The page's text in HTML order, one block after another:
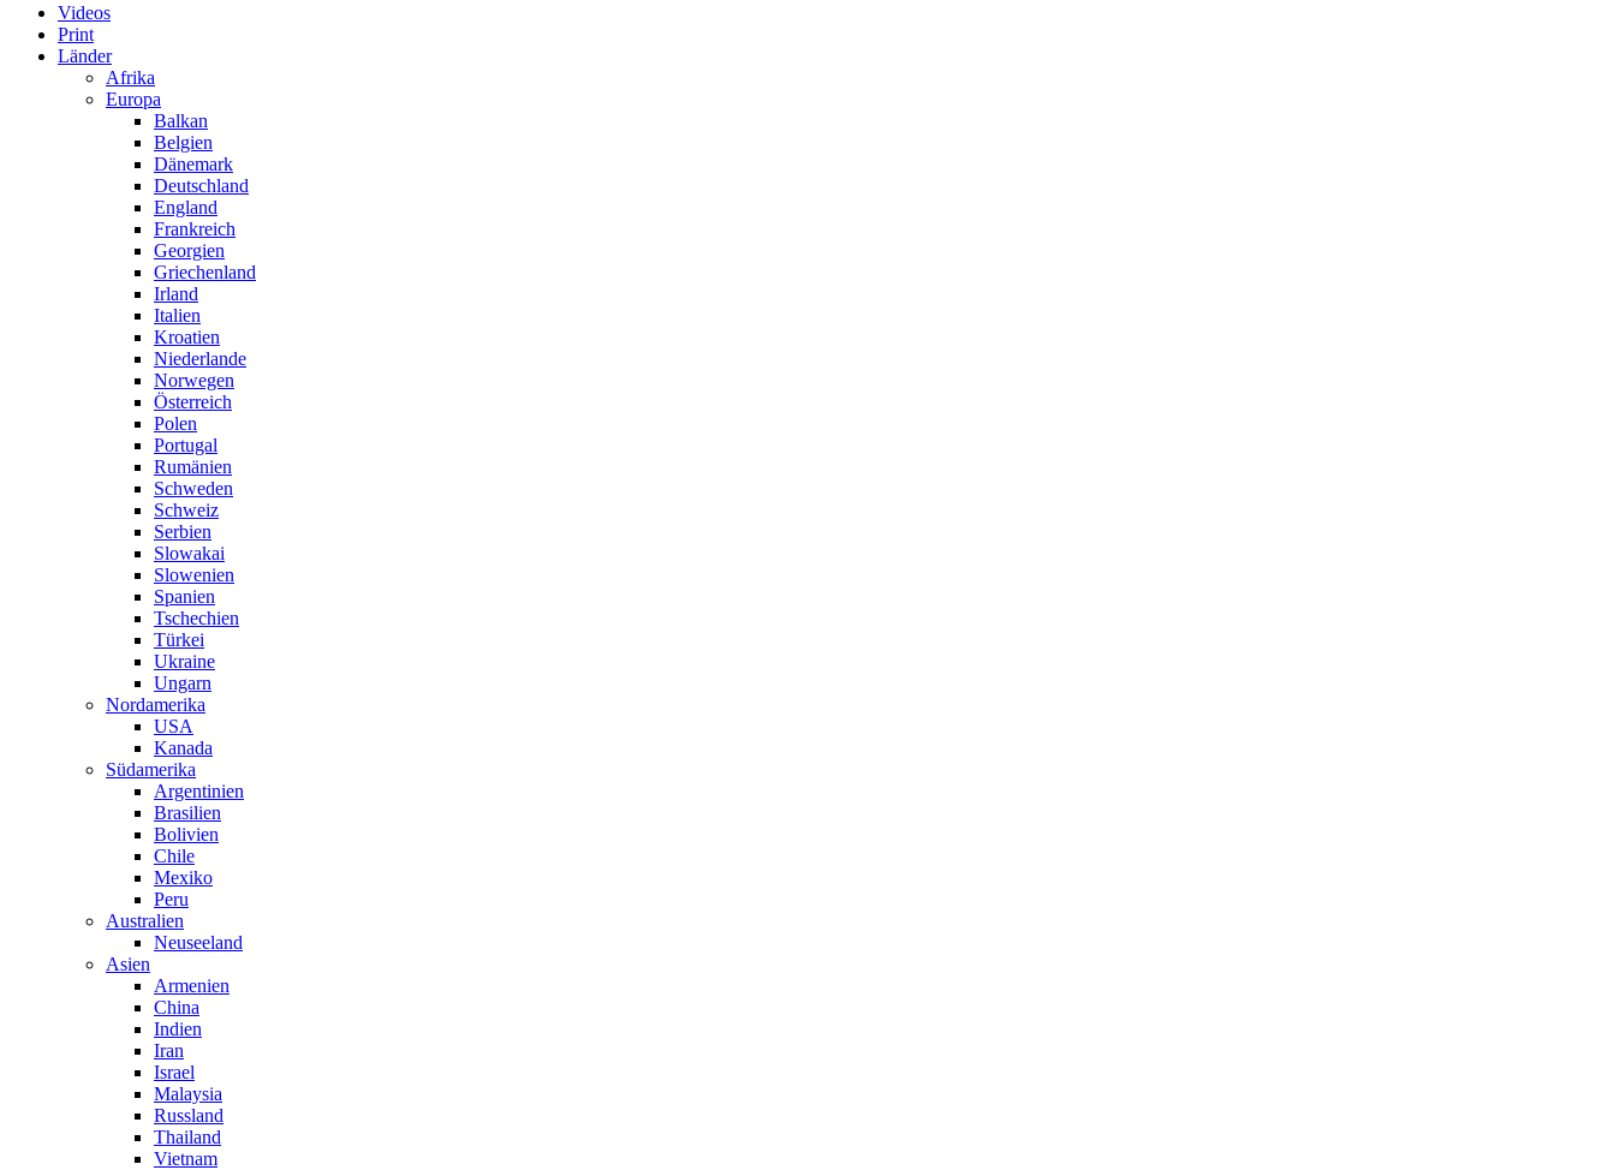
Videos
Print
Länder
Afrika
Europa
Balkan
Belgien
Dänemark
Deutschland
England
Frankreich
Georgien
Griechenland
Irland
Italien
Kroatien
Niederlande
Norwegen
Österreich
Polen
Portugal
Rumänien
Schweden
Schweiz
Serbien
Slowakai
Slowenien
Spanien
Tschechien
Türkei
Ukraine
Ungarn
Nordamerika
USA
Kanada
Südamerika
Argentinien
Brasilien
Bolivien
Chile
Mexiko
Peru
Australien
Neuseeland
Asien
Armenien
China
Indien
Iran
Israel
Malaysia
Russland
Thailand
Vietnam